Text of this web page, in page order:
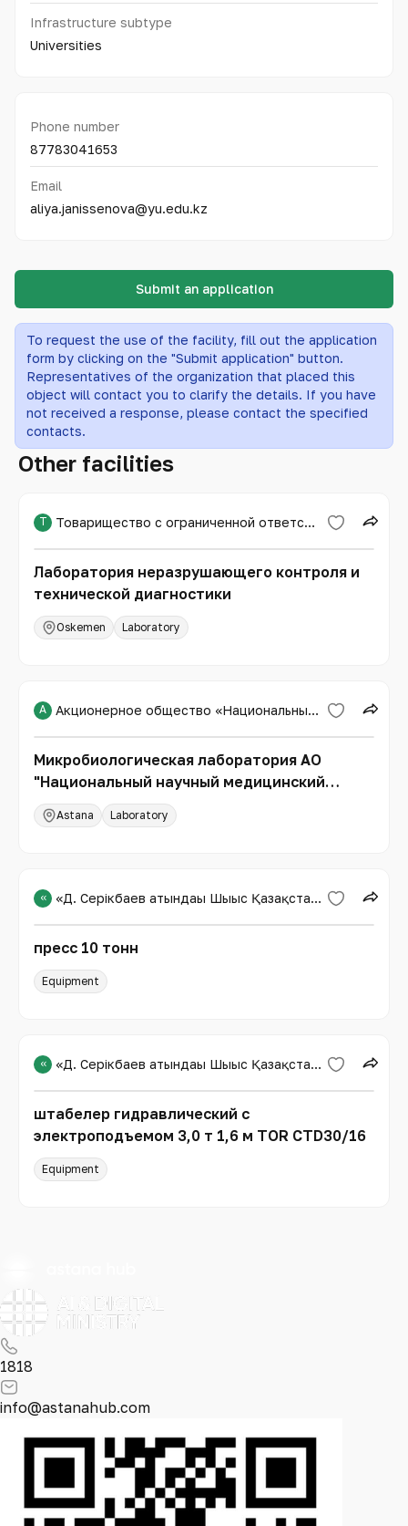
Infrastructure subtype
Universities
Phone number
87783041653
Email
aliya.janissenova@yu.edu.kz
Submit an application
To request the use of the facility, fill out the application
form by clicking on the "Submit application" button.
Representatives of the organization that placed this
object will contact you to clarify the details. If you have
not received a response, please contact the specified
contacts.
Other facilities
Т Товарищество с ограниченной ответственностью «Expert PRO»
Лаборатория неразрушающего контроля и
технической диагностики
Oskemen Laboratory
А Акционерное общество «Национальный научный медицинский центр»
Микробиологическая лаборатория АО
"Национальный научный медицинский
центр"
Astana Laboratory
« «Д. Серікбаев атындағы Шығыс Қазақстан техникалық университеті»
пресс 10 тонн
Equipment
« «Д. Серікбаев атындағы Шығыс Қазақстан техникалық университеті»
штабелер гидравлический с
электроподъемом 3,0 т 1,6 м TOR CTD30/16
Equipment
1818
info@astanahub.com